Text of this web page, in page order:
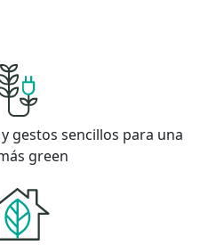
gestos sencillos para una
green